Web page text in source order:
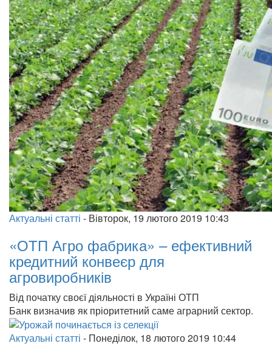
Актуальні статті - Вівторок, 19 лютого 2019 10:43
«ОТП Агро фабрика» – ефективний
кредитний конвеєр для
агровиробників
Від початку своєї діяльності в Україні ОТП
Банк визначив як пріоритетний саме аграрний сектор.
Актуальні статті - Понеділок, 18 лютого 2019 10:44